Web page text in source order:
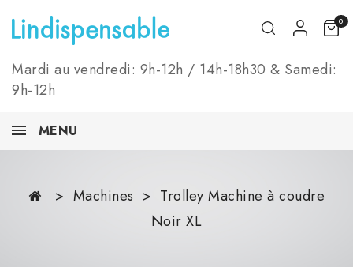
Mardi au vendredi: 9h-12h / 14h-18h30 & Samedi:
9h-12h
0
MENU
Machines
Trolley Machine à coudre
Noir XL